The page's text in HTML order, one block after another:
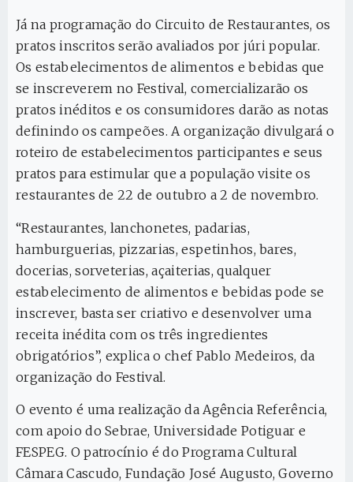
Já na programação do Circuito de Restaurantes, os
pratos inscritos serão avaliados por júri popular.
Os estabelecimentos de alimentos e bebidas que
se inscreverem no Festival, comercializarão os
pratos inéditos e os consumidores darão as notas
definindo os campeões. A organização divulgará o
roteiro de estabelecimentos participantes e seus
pratos para estimular que a população visite os
restaurantes de 22 de outubro a 2 de novembro.
“Restaurantes, lanchonetes, padarias,
hamburguerias, pizzarias, espetinhos, bares,
docerias, sorveterias, açaiterias, qualquer
estabelecimento de alimentos e bebidas pode se
inscrever, basta ser criativo e desenvolver uma
receita inédita com os três ingredientes
obrigatórios”, explica o chef Pablo Medeiros, da
organização do Festival.
O evento é uma realização da Agência Referência,
com apoio do Sebrae, Universidade Potiguar e
FESPEG. O patrocínio é do Programa Cultural
Câmara Cascudo, Fundação José Augusto, Governo